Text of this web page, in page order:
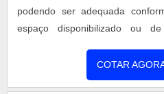
podendo ser adequada
espaço disponibilizado ou de
cobertura irregular pode ser
cores, cobertas de plástico,
COTAR